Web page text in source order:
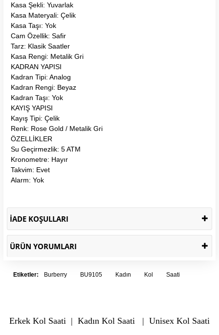
Kasa Şekli: Yuvarlak
Kasa Materyali: Çelik
Kasa Taşı: Yok
Cam Özellik: Safir
Tarz: Klasik Saatler
Kasa Rengi: Metalik Gri
KADRAN YAPISI
Kadran Tipi: Analog
Kadran Rengi: Beyaz
Kadran Taşı: Yok
KAYIŞ YAPISI
Kayış Tipi: Çelik
Renk: Rose Gold / Metalik Gri
ÖZELLİKLER
Su Geçirmezlik: 5 ATM
Kronometre: Hayır
Takvim: Evet
Alarm: Yok
İADE KOŞULLARI
ÜRÜN YORUMLARI
Etiketler: Burberry BU9105 Kadın Kol Saati
Erkek Kol Saati | Kadın Kol Saati | Unisex Kol Saati